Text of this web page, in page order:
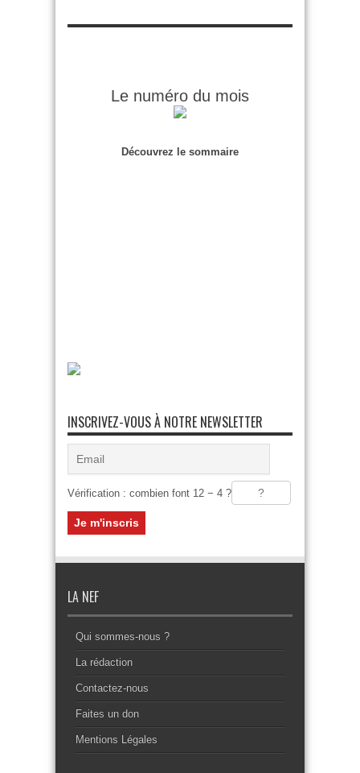
Le numéro du mois
Découvrez le sommaire
INSCRIVEZ-VOUS À NOTRE NEWSLETTER
Vérification : combien font 12 − 4 ?
LA NEF
Qui sommes-nous ?
La rédaction
Contactez-nous
Faites un don
Mentions Légales